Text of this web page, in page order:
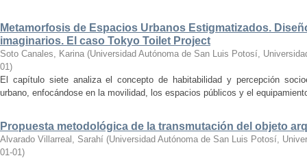
Metamorfosis de Espacios Urbanos Estigmatizados.
imaginarios. El caso Tokyo Toilet Project
Soto Canales, Karina (Universidad Autónoma de San Luis Potosí,
01)
El capítulo siete analiza el concepto de habitabilidad y percepción
urbano, enfocándose en la movilidad, los espacios públicos y el
Propuesta metodológica de la transmutación del objeto
Alvarado Villarreal, Sarahí (Universidad Autónoma de San Luis Potosí,
01-01)